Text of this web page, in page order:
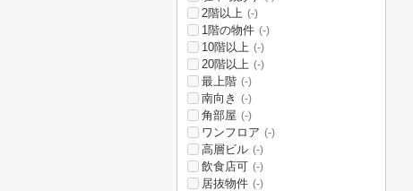
2階以上 (-)
1階の物件 (-)
10階以上 (-)
20階以上 (-)
最上階 (-)
南向き (-)
角部屋 (-)
ワンフロア (-)
高層ビル (-)
飲食店可 (-)
居抜物件 (-)